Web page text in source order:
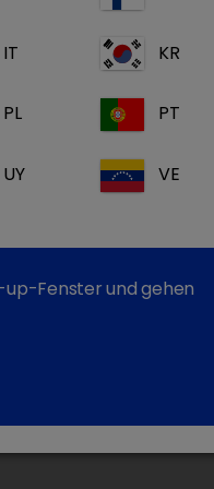
Stolo Spray
IT KR
PL PT
UY VE
up-Fenster und gehen